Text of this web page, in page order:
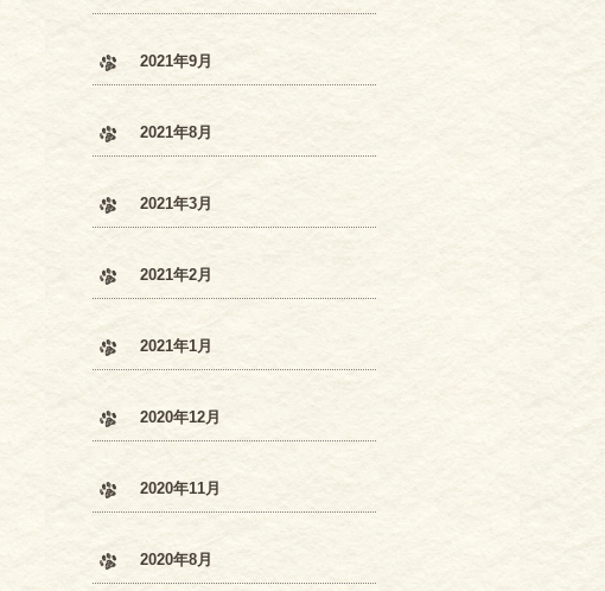
2021年9月
2021年8月
2021年3月
2021年2月
2021年1月
2020年12月
2020年11月
2020年8月